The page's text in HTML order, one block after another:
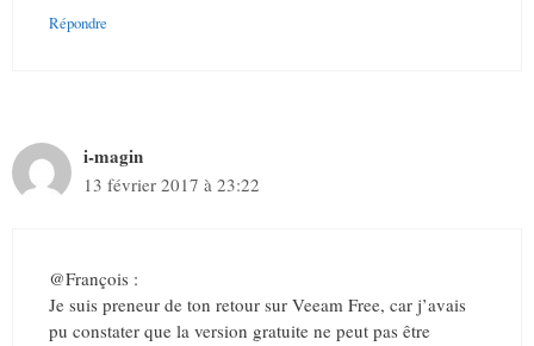
Répondre
i-magin
13 février 2017 à 23:22
@François :
Je suis preneur de ton retour sur Veeam Free, car j’avais
pu constater que la version gratuite ne peut pas être